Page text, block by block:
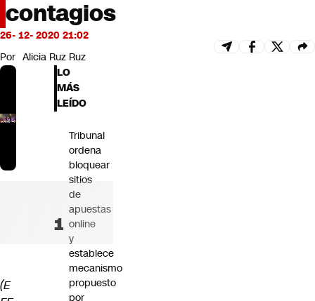
CNN tiempo
Futuro 360
contagios
26- 12- 2020 21:02
Por Alicia Ruz Ruz
(E
LO
MÁS
LEÍDO
Tribunal
ordena
bloquear
sitios
de
apuestas
online
y
establece
mecanismo
propuesto
por